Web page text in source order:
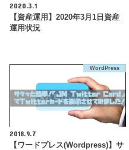
2020.3.1
【資産運用】2020年3月1日資産
運用状況
WordPress
2018.9.7
【ワードプレス(Wordpress)】サ